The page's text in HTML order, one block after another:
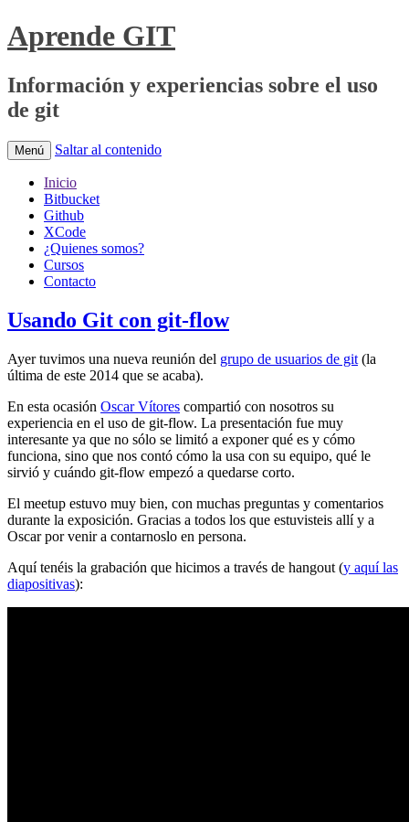
Aprende GIT
Información y experiencias sobre el uso
de git
Menú Saltar al contenido
Inicio
Bitbucket
Github
XCode
¿Quienes somos?
Cursos
Contacto
Usando Git con git-flow
Ayer tuvimos una nueva reunión del grupo de usuarios de git (la
última de este 2014 que se acaba).
En esta ocasión Oscar Vítores compartió con nosotros su
experiencia en el uso de git-flow. La presentación fue muy
interesante ya que no sólo se limitó a exponer qué es y cómo
funciona, sino que nos contó cómo la usa con su equipo, qué le
sirvió y cuándo git-flow empezó a quedarse corto.
El meetup estuvo muy bien, con muchas preguntas y comentarios
durante la exposición. Gracias a todos los que estuvisteis allí y a
Oscar por venir a contarnoslo en persona.
Aquí tenéis la grabación que hicimos a través de hangout (y aquí las
diapositivas):